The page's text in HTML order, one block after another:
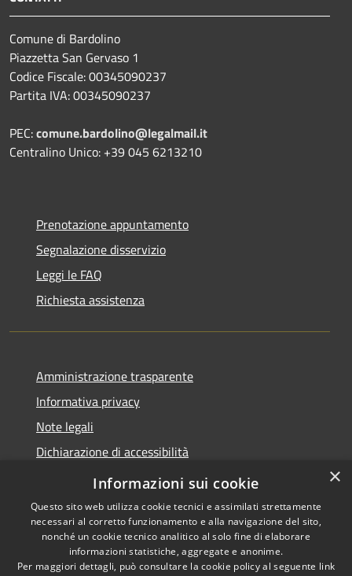
Comune di Bardolino
Piazzetta San Gervaso 1
Codice Fiscale: 00345090237
Partita IVA: 00345090237
PEC:comune.bardolino@legalmail.it
Centralino Unico: +39 045 6213210
Prenotazione appuntamento
Segnalazione disservizio
Leggi le FAQ
Richiesta assistenza
Amministrazione trasparente
Informativa privacy
Note legali
Dichiarazione di accessibilità
Link app municipium
Copyright © 2026 • Comune di
×
Informazioni sui cookie
Questo sito web utilizza cookie tecnici e assimilati strettamente
necessari al corretto funzionamento e alla navigazione del sito,
nonché un cookie tecnico analitico al solo fine di elaborare
informazioni statistiche, aggregate e anonime.
Per maggiori dettagli, può consultare la cookie policy al seguente link